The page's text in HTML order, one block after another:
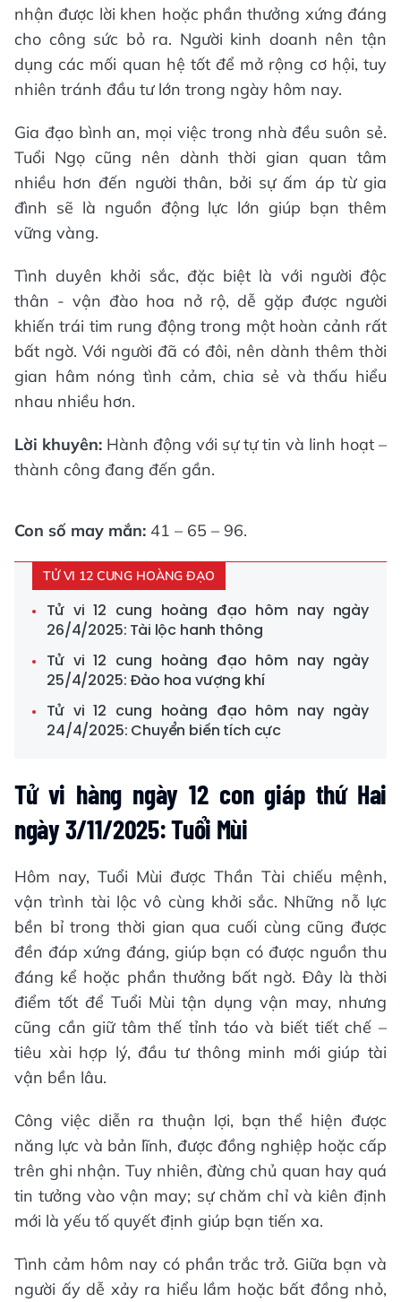
nhận được lời khen hoặc phần thưởng xứng đáng
cho công sức bỏ ra. Người kinh doanh nên tận
dụng các mối quan hệ tốt để mở rộng cơ hội, tuy
nhiên tránh đầu tư lớn trong ngày hôm nay.
Gia đạo bình an, mọi việc trong nhà đều suôn sẻ.
Tuổi Ngọ cũng nên dành thời gian quan tâm
nhiều hơn đến người thân, bởi sự ấm áp từ gia
đình sẽ là nguồn động lực lớn giúp bạn thêm
vững vàng.
Tình duyên khởi sắc, đặc biệt là với người độc
thân - vận đào hoa nở rộ, dễ gặp được người
khiến trái tim rung động trong một hoàn cảnh rất
bất ngờ. Với người đã có đôi, nên dành thêm thời
gian hâm nóng tình cảm, chia sẻ và thấu hiểu
nhau nhiều hơn.
Lời khuyên: Hành động với sự tự tin và linh hoạt –
thành công đang đến gần.
Con số may mắn: 41 – 65 – 96.
TỬ VI 12 CUNG HOÀNG ĐẠO
Tử vi 12 cung hoàng đạo hôm nay ngày
26/4/2025: Tài lộc hanh thông
Tử vi 12 cung hoàng đạo hôm nay ngày
25/4/2025: Đào hoa vượng khí
Tử vi 12 cung hoàng đạo hôm nay ngày
24/4/2025: Chuyển biến tích cực
Tử vi hàng ngày 12 con giáp thứ Hai
ngày 3/11/2025: Tuổi Mùi
Hôm nay, Tuổi Mùi được Thần Tài chiếu mệnh,
vận trình tài lộc vô cùng khởi sắc. Những nỗ lực
bền bỉ trong thời gian qua cuối cùng cũng được
đền đáp xứng đáng, giúp bạn có được nguồn thu
đáng kể hoặc phần thưởng bất ngờ. Đây là thời
điểm tốt để Tuổi Mùi tận dụng vận may, nhưng
cũng cần giữ tâm thế tỉnh táo và biết tiết chế –
tiêu xài hợp lý, đầu tư thông minh mới giúp tài
vận bền lâu.
Công việc diễn ra thuận lợi, bạn thể hiện được
năng lực và bản lĩnh, được đồng nghiệp hoặc cấp
trên ghi nhận. Tuy nhiên, đừng chủ quan hay quá
tin tưởng vào vận may; sự chăm chỉ và kiên định
mới là yếu tố quyết định giúp bạn tiến xa.
Tình cảm hôm nay có phần trắc trở. Giữa bạn và
người ấy dễ xảy ra hiểu lầm hoặc bất đồng nhỏ,